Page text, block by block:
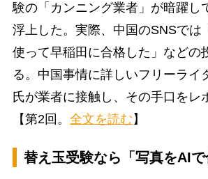
験の「カンニング業者」が暗躍し
浮上した。実際、中国のSNSでは
使って早稲田に合格した」などの
る。中国事情に詳しいフリーライ
氏が業者に接触し、その手口をレ
【第2回。 全文を読む 】
替え玉受験なら「写真をAIで